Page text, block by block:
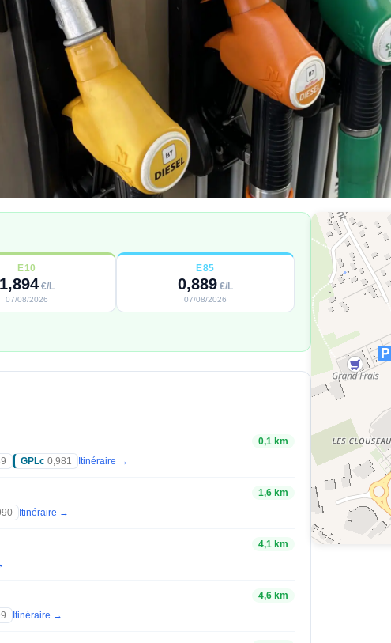
E10
1,894 €/L
07/08/2026
E85
0,889 €/L
07/08/2026
0,1 km
GPLc 0,981 Itinéraire →
1,6 km
Itinéraire →
4,1 km
4,6 km
Itinéraire →